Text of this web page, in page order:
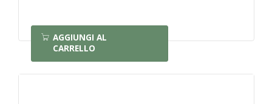
AGGIUNGI AL
CARRELLO